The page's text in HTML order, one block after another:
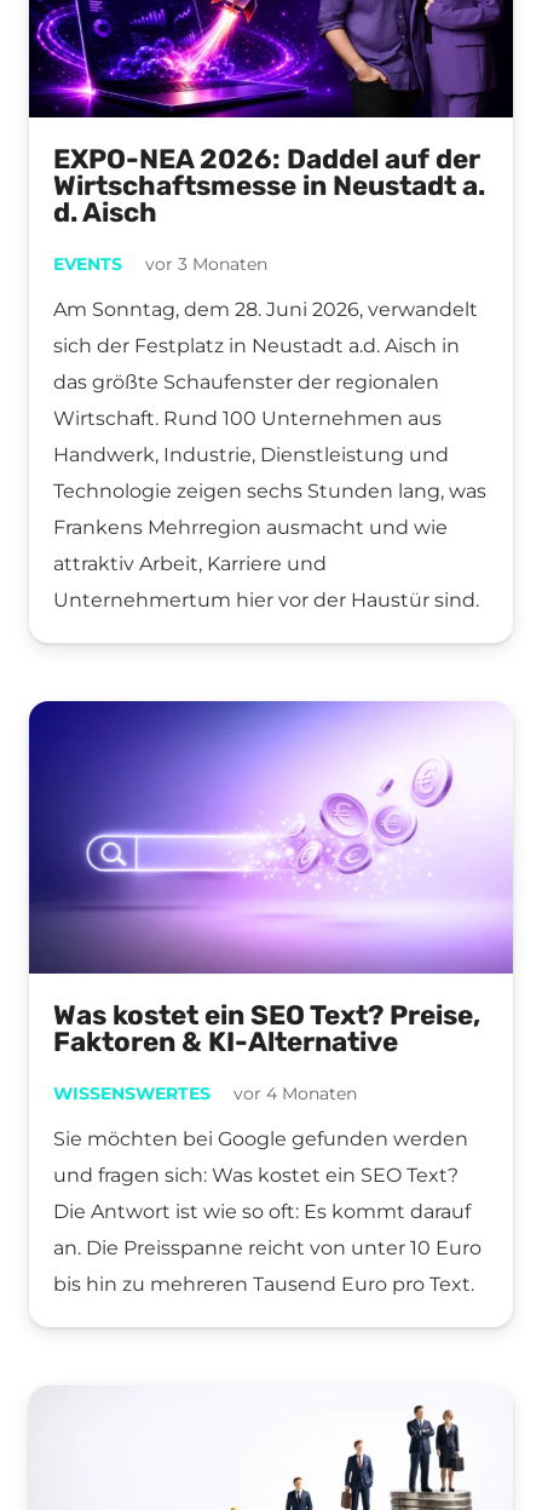
EXPO-NEA 2026: Daddel auf der
Wirtschaftsmesse in Neustadt a.
d. Aisch
EVENTS vor 3 Monaten
Am Sonntag, dem 28. Juni 2026, verwandelt
sich der Festplatz in Neustadt a.d. Aisch in
das größte Schaufenster der regionalen
Wirtschaft. Rund 100 Unternehmen aus
Handwerk, Industrie, Dienstleistung und
Technologie zeigen sechs Stunden lang, was
Frankens Mehrregion ausmacht und wie
attraktiv Arbeit, Karriere und
Unternehmertum hier vor der Haustür sind.
Was kostet ein SEO Text? Preise,
Faktoren & KI-Alternative
WISSENSWERTES vor 4 Monaten
Sie möchten bei Google gefunden werden
und fragen sich: Was kostet ein SEO Text?
Die Antwort ist wie so oft: Es kommt darauf
an. Die Preisspanne reicht von unter 10 Euro
bis hin zu mehreren Tausend Euro pro Text.